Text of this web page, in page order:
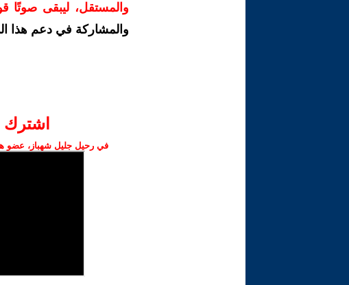
والمستقل، ليبقى صوتًا
والمشاركة في دعم هذا
اشترك
في رحيل جليل شهباز، عضو